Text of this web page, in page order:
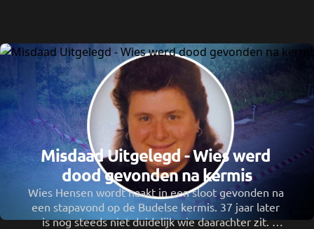
Misdaad Uitgelegd - Wies werd
dood gevonden na kermis
Wies Hensen wordt naakt in een sloot gevonden na
een stapavond op de Budelse kermis. 37 jaar later
is nog steeds niet duidelijk wie daarachter zit.